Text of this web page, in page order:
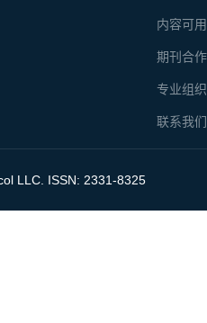
内容可
期刊合
专业组
联系我们
LLC. ISSN: 2331-8325